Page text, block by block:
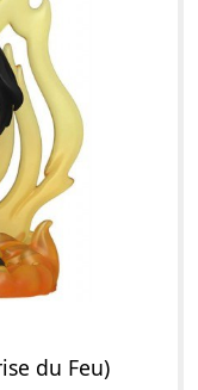
du Feu)